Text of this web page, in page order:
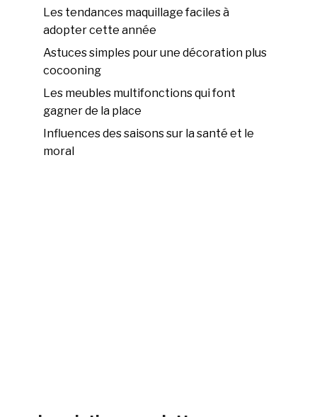
Les tendances maquillage faciles à
adopter cette année
Astuces simples pour une décoration plus
cocooning
Les meubles multifonctions qui font
gagner de la place
Influences des saisons sur la santé et le
moral